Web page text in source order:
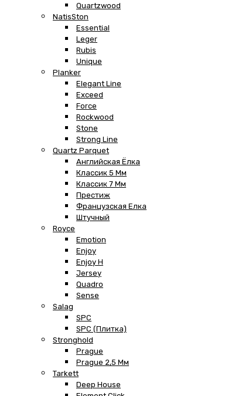
Quartzwood
NatisSton
Essential
Leger
Rubis
Unique
Planker
Elegant Line
Exceed
Force
Rockwood
Stone
Strong Line
Quartz Parquet
Английская Ёлка
Классик 5 Мм
Классик 7 Мм
Престиж
Французская Елка
Штучный
Royce
Emotion
Enjoy
Enjoy H
Jersey
Quadro
Sense
Salag
SPC
SPC (плитка)
Stronghold
Prague
Prague 2,5 Мм
Tarkett
Deep House